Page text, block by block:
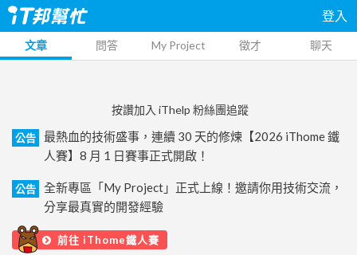
登入
文章 問答 My Project 徵才 聊天
按讚加入 iThelp 粉絲團追蹤
公告
最熱血的技術盛事，連續 30 天的修煉【2026 iThome 鐵
人賽】8 月 1 日賽事正式開啟！
公告
全新專區「My Project」正式上線！邀請你用技術交流，
分享最真實的開發經驗
前往 iThome鐵人賽